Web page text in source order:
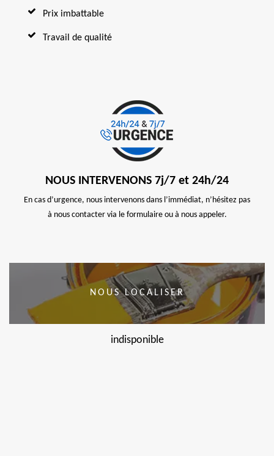
Prix imbattable
Travail de qualité
NOUS INTERVENONS 7j/7 et 24h/24
En cas d’urgence, nous intervenons dans l’immédiat, n’hésitez pas
à nous contacter via le formulaire ou à nous appeler.
NOUS LOCALISER
indisponible